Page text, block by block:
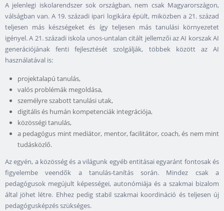
A jelenlegi iskolarendszer sok országban, nem csak Magyarországon,
válságban van. A 19. századi ipari logikára épült, miközben a 21. század
teljesen más készségeket és így teljesen más tanulási környezetet
igényel. A 21. századi iskola unos-untalan citált jellemzői az AI korszak AI
generációjának fenti fejlesztését szolgálják, többek között az AI
használatával is:
projektalapú tanulás,
valós problémák megoldása,
személyre szabott tanulási utak,
digitális és humán kompetenciák integrációja,
közösségi tanulás,
a pedagógus mint mediátor, mentor, facilitátor, coach, és nem mint
tudásközlő.
Az egyén, a közösség és a világunk egyéb entitásai egyaránt fontosak és
figyelembe veendők a tanulás-tanítás során. Mindez csak a
pedagógusok megújult képességei, autonómiája és a szakmai bizalom
által jöhet létre. Ehhez pedig stabil szakmai koordináció és teljesen új
pedagógusképzés szükséges.